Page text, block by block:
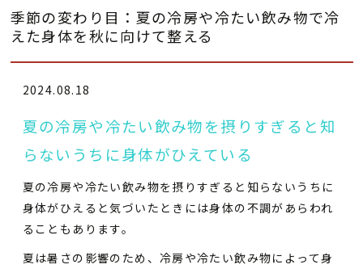
季節の変わり目：夏の冷房や冷たい飲み物で冷
えた身体を秋に向けて整える
2024.08.18
夏の冷房や冷たい飲み物を摂りすぎると知
らないうちに身体がひえている
夏の冷房や冷たい飲み物を摂りすぎると知らないうちに
身体がひえると気づいたときには身体の不調があらわれ
ることもあります。
夏は暑さの影響のため、冷房や冷たい飲み物によって身